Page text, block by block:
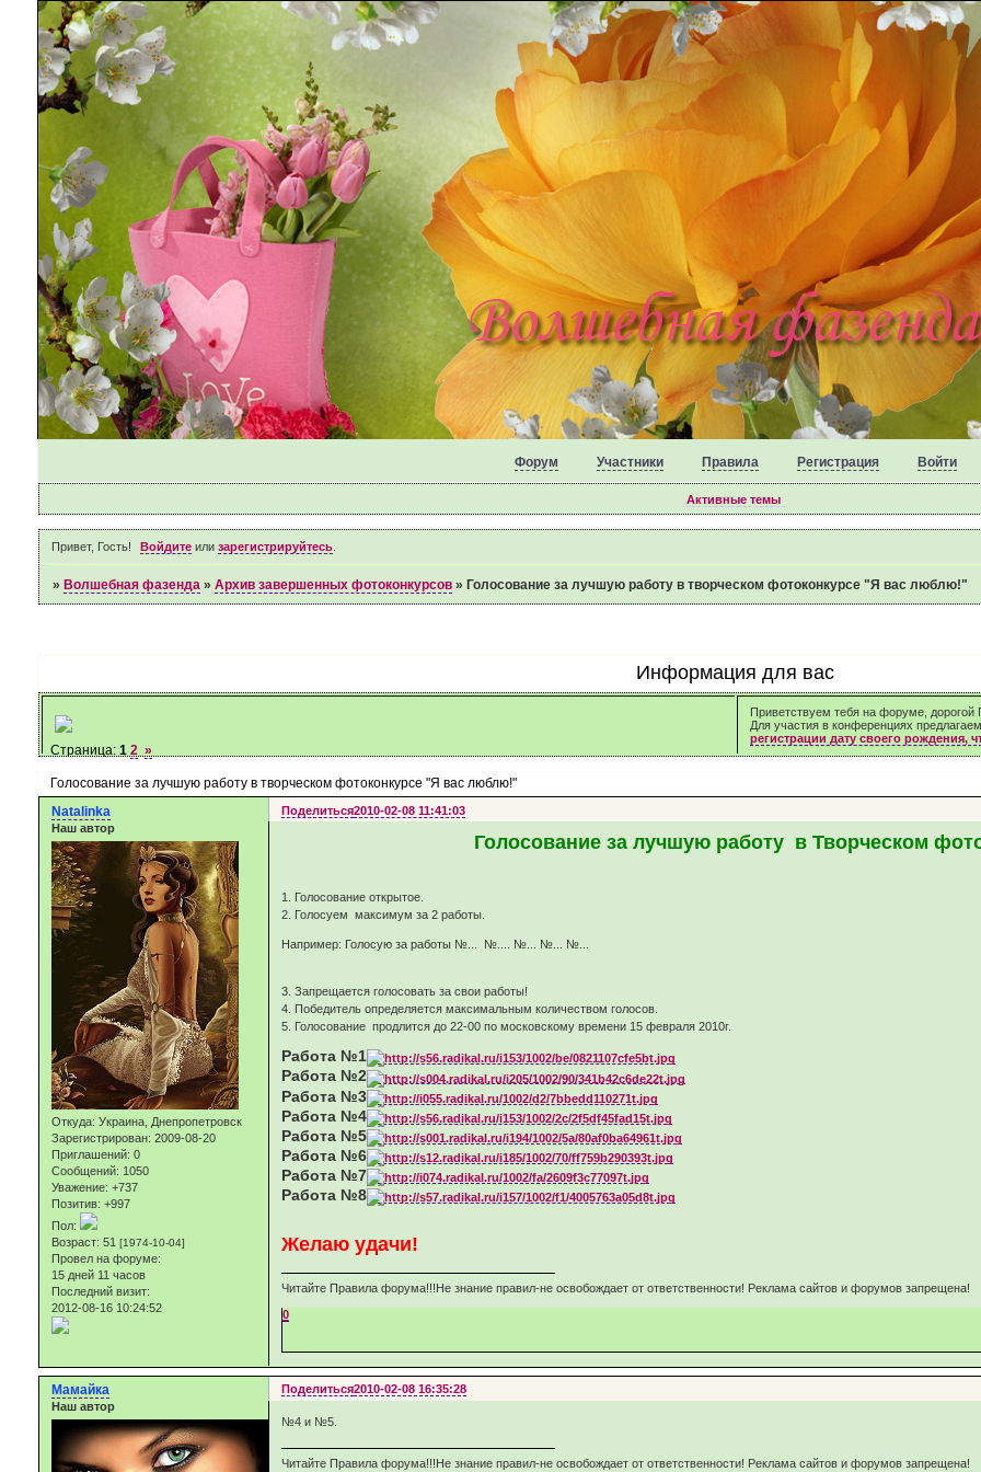
Форум Участники Правила Регистрация Войти
Активные темы
Привет, Гость! Войдите илизарегистрируйтесь
» Волшебная фазенда » Архив завершенных фотоконкурсов » Голосование за лучшую работу в творческом фотоконкурсе "Я вас люблю!"
Информация для вас
Приветствуем тебя на форуме, дорогой
Для участия в конференциях
регистрации дату своего
Голосование за лучшую работу в творческом фотоконкурсе "Я вас люблю!"
Страница: 1 2 »
Поделиться2010-02-08 11:41:03
Natalinka
Наш автор
Откуда: Украина, Днепропетровск
Зарегистрирован: 2009-08-20
Приглашений: 0
Сообщений: 1050
Уважение: +737
Позитив: +997
Пол:
Возраст: 51 [1974-10-04]
Провел на форуме:
15 дней 11 часов
Последний визит:
2012-08-16 10:24:52
Голосование за лучшую работу в Творческом
1. Голосование открытое.
2. Голосуем максимум за 2 работы.
Например: Голосую за работы №... №.... №... №... №...
3. Запрещается голосовать за свои работы!
4. Победитель определяется максимальным количеством голосов.
5. Голосование продлится до 22-00 по московскому времени 15 февраля 2010г.
Работа №1
Работа №2
Работа №3
Работа №4
Работа №5
Работа №6
Работа №7
Работа №8
Желаю удачи!
Читайте Правила форума!!!Не знание правил-не освобождает от ответственности! Реклама сайтов и форумов запрещена!
0
Поделиться2010-02-08 16:35:28
Мамайка
Наш автор
№4 и №5.
Читайте Правила форума!!!Не знание правил-не освобождает от ответственности! Реклама сайтов и форумов запрещена!